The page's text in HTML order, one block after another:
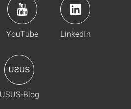
YouTube LinkedIn
USUS-Blog